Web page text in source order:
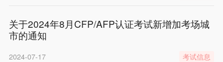
关于2024年8月CFP/AFP认证考试新增加考场城
市的通知
2024-07-17 考试信息